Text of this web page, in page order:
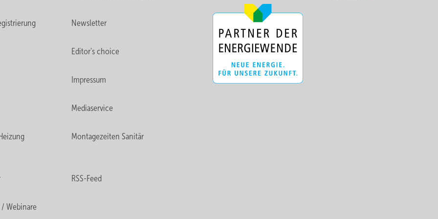
Newsletter
Editor's choice
Impressum
Mediaservice
Montagezeiten Sanitär
RSS-Feed
Webinare